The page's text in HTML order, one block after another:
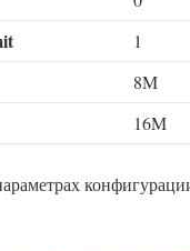
1
8M
16M